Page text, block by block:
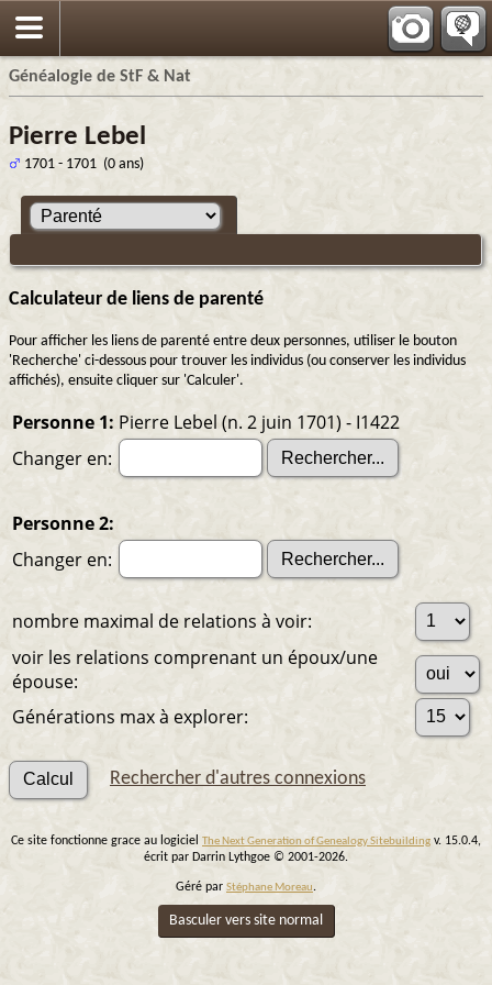
Généalogie de StF & Nat
Pierre Lebel
1701 - 1701 (0 ans)
Calculateur de liens de parenté
Pour afficher les liens de parenté entre deux personnes, utiliser le bouton
'Recherche' ci-dessous pour trouver les individus (ou conserver les individus
affichés), ensuite cliquer sur 'Calculer'.
Personne 1: Pierre Lebel (n. 2 juin 1701) - I1422
Changer en:
Personne 2:
Changer en:
nombre maximal de relations à voir:
voir les relations comprenant un époux/une
épouse:
Générations max à explorer:
Rechercher d'autres connexions
Ce site fonctionne grace au logiciel The Next Generation of Genealogy Sitebuilding v. 15.0.4,
écrit par Darrin Lythgoe © 2001-2026.
Géré par Stéphane Moreau.
Basculer vers site normal